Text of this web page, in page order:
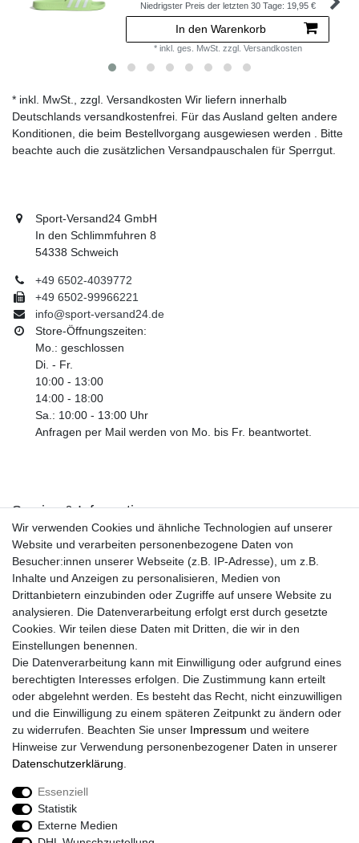
Niedrigster Preis der letzten 30 Tage: 19,95 €
In den Warenkorb
* inkl. ges. MwSt. zzgl. Versandkosten
* inkl. MwSt., zzgl. Versandkosten Wir liefern innerhalb
Deutschlands versandkostenfrei. Für das Ausland gelten andere
Konditionen, die beim Bestellvorgang ausgewiesen werden . Bitte
beachte auch die zusätzlichen Versandpauschalen für Sperrgut.
Sport-Versand24 GmbH
In den Schlimmfuhren 8
54338 Schweich
+49 6502-4039772
+49 6502-99966221
info@sport-versand24.de
Store-Öffnungszeiten:
Mo.: geschlossen
Di. - Fr.
10:00 - 13:00
14:00 - 18:00
Sa.: 10:00 - 13:00 Uhr
Anfragen per Mail werden von Mo. bis Fr. beantwortet.
Service & Informationen
Kontakt
Retouren
Widerrufsrecht
Widerrufs­formular
Impressum
Daten­schutz­erklärung
AGB
Größentabelle
Kataloge
Barrierefreiheitserklärung
Sicherheitsinformationen
Zahlung und Versand
Wir verwenden Cookies und ähnliche Technologien auf unserer
Website und verarbeiten personenbezogene Daten von
Besucher:innen unserer Webseite (z.B. IP-Adresse), um z.B.
Inhalte und Anzeigen zu personalisieren, Medien von
Drittanbietern einzubinden oder Zugriffe auf unsere Website zu
analysieren. Die Datenverarbeitung erfolgt erst durch gesetzte
Cookies. Wir teilen diese Daten mit Dritten, die wir in den
Einstellungen benennen.
Die Datenverarbeitung kann mit Einwilligung oder aufgrund eines
berechtigten Interesses erfolgen. Die Zustimmung kann erteilt
oder abgelehnt werden. Es besteht das Recht, nicht einzuwilligen
und die Einwilligung zu einem späteren Zeitpunkt zu ändern oder
zu widerrufen. Beachten Sie unser Impressum und weitere
Hinweise zur Verwendung personenbezogener Daten in unserer
Daten­schutz­erklärung
Essenziell
Statistik
Externe Medien